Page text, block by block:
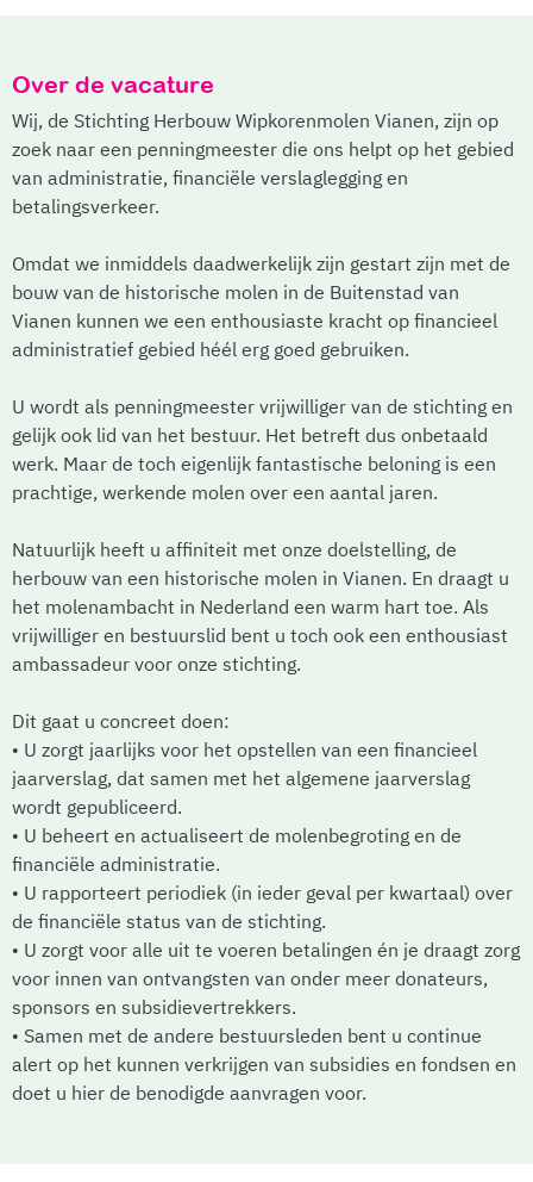
Over de vacature
Wij, de Stichting Herbouw Wipkorenmolen Vianen, zijn op
zoek naar een penningmeester die ons helpt op het gebied
van administratie, financiële verslaglegging en
betalingsverkeer.
Omdat we inmiddels daadwerkelijk zijn gestart zijn met de
bouw van de historische molen in de Buitenstad van
Vianen kunnen we een enthousiaste kracht op financieel
administratief gebied héél erg goed gebruiken.
U wordt als penningmeester vrijwilliger van de stichting en
gelijk ook lid van het bestuur. Het betreft dus onbetaald
werk. Maar de toch eigenlijk fantastische beloning is een
prachtige, werkende molen over een aantal jaren.
Natuurlijk heeft u affiniteit met onze doelstelling, de
herbouw van een historische molen in Vianen. En draagt u
het molenambacht in Nederland een warm hart toe. Als
vrijwilliger en bestuurslid bent u toch ook een enthousiast
ambassadeur voor onze stichting.
Dit gaat u concreet doen:
• U zorgt jaarlijks voor het opstellen van een financieel
jaarverslag, dat samen met het algemene jaarverslag
wordt gepubliceerd.
• U beheert en actualiseert de molenbegroting en de
financiële administratie.
• U rapporteert periodiek (in ieder geval per kwartaal) over
de financiële status van de stichting.
• U zorgt voor alle uit te voeren betalingen én je draagt zorg
voor innen van ontvangsten van onder meer donateurs,
sponsors en subsidievertrekkers.
• Samen met de andere bestuursleden bent u continue
alert op het kunnen verkrijgen van subsidies en fondsen en
doet u hier de benodigde aanvragen voor.